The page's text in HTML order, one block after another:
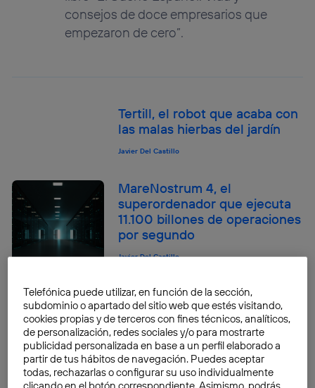
consejos de doce empresarios que
empezaron de cero”.
Tertill, el robot que acaba con
las malas hierbas del jardín
Javier Del Castillo
MareNostrum 4, el
superordenador que ejecuta
11.100 billones de operaciones
por segundo
Javier Del Castillo
Cómo moverse por las
ciudades sin contaminar
Javier Del Castillo
Telefónica puede utilizar, en función de la sección,
subdominio o apartado del sitio web que estés visitando,
cookies propias y de terceros con fines técnicos, analíticos,
de personalización, redes sociales y/o para mostrarte
publicidad personalizada en base a un perfil elaborado a
partir de tus hábitos de navegación. Puedes aceptar
todas, rechazarlas o configurar su uso individualmente